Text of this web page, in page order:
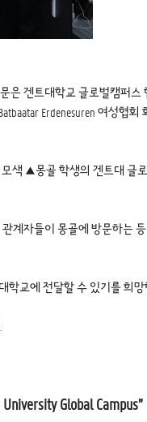
은 겐트대학교 글로벌캠퍼스
Erdenesuren 여성협회
색 ▲몽골 학생의 겐트대 글
계자들이 몽골에 방문하는
교에 전달할 수 있기를 희망
Global Campus”